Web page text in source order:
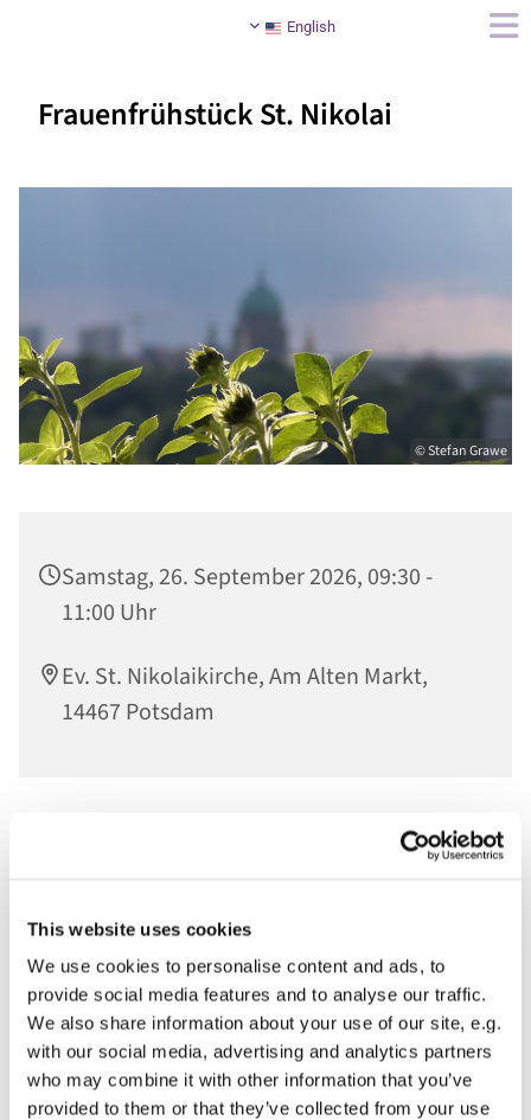
This website uses cookies
We use cookies to personalise content and ads, to
provide social media features and to analyse our traffic.
We also share information about your use of our site, e.g.
with our social media, advertising and analytics partners
who may combine it with other information that you’ve
provided to them or that they’ve collected from your use
English
Frauenfrühstück St. Nikolai
© Stefan Grawe
Samstag, 26. September 2026, 09:30 -
11:00 Uhr
Ev. St. Nikolaikirche, Am Alten Markt,
14467 Potsdam
Herzliche Einladung zum gemeinsamen Frühstücken in
unserem Gemeinderaum. In entspannter Atmosphäre
tauschen sich aus, genießen das Miteinander - und eine
Tasse guten Kaffee.
Wir freuen uns über eine Anmeldung, einen kleinen
Beitrag zum Frühstück und auf Sie!
Herzlich willkommen auch zurOrgelmatinéeim
Anschluss.